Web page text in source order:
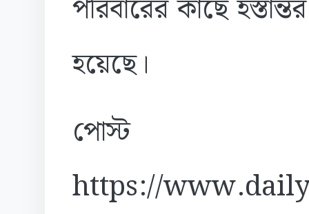
পরিবারের কাছে
হয়েছে।
https://